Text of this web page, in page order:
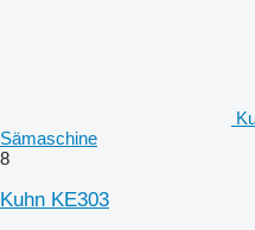
Sämaschine
8
Kuhn KE303